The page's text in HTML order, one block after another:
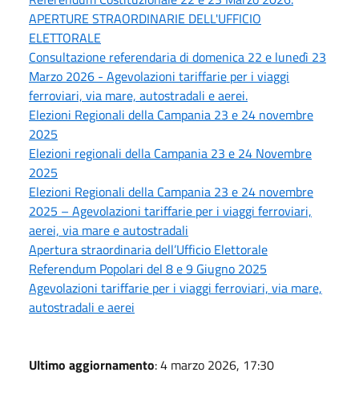
APERTURE STRAORDINARIE DELL'UFFICIO
ELETTORALE
Consultazione referendaria di domenica 22 e lunedì 23
Marzo 2026 - Agevolazioni tariffarie per i viaggi
ferroviari, via mare, autostradali e aerei.
Elezioni Regionali della Campania 23 e 24 novembre
2025
Elezioni regionali della Campania 23 e 24 Novembre
2025
Elezioni Regionali della Campania 23 e 24 novembre
2025 – Agevolazioni tariffarie per i viaggi ferroviari,
aerei, via mare e autostradali
Apertura straordinaria dell’Ufficio Elettorale
Referendum Popolari del 8 e 9 Giugno 2025
Agevolazioni tariffarie per i viaggi ferroviari, via mare,
autostradali e aerei
Ultimo aggiornamento: 4 marzo 2026, 17:30